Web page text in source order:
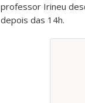
professor Irineu
depois das 14h.